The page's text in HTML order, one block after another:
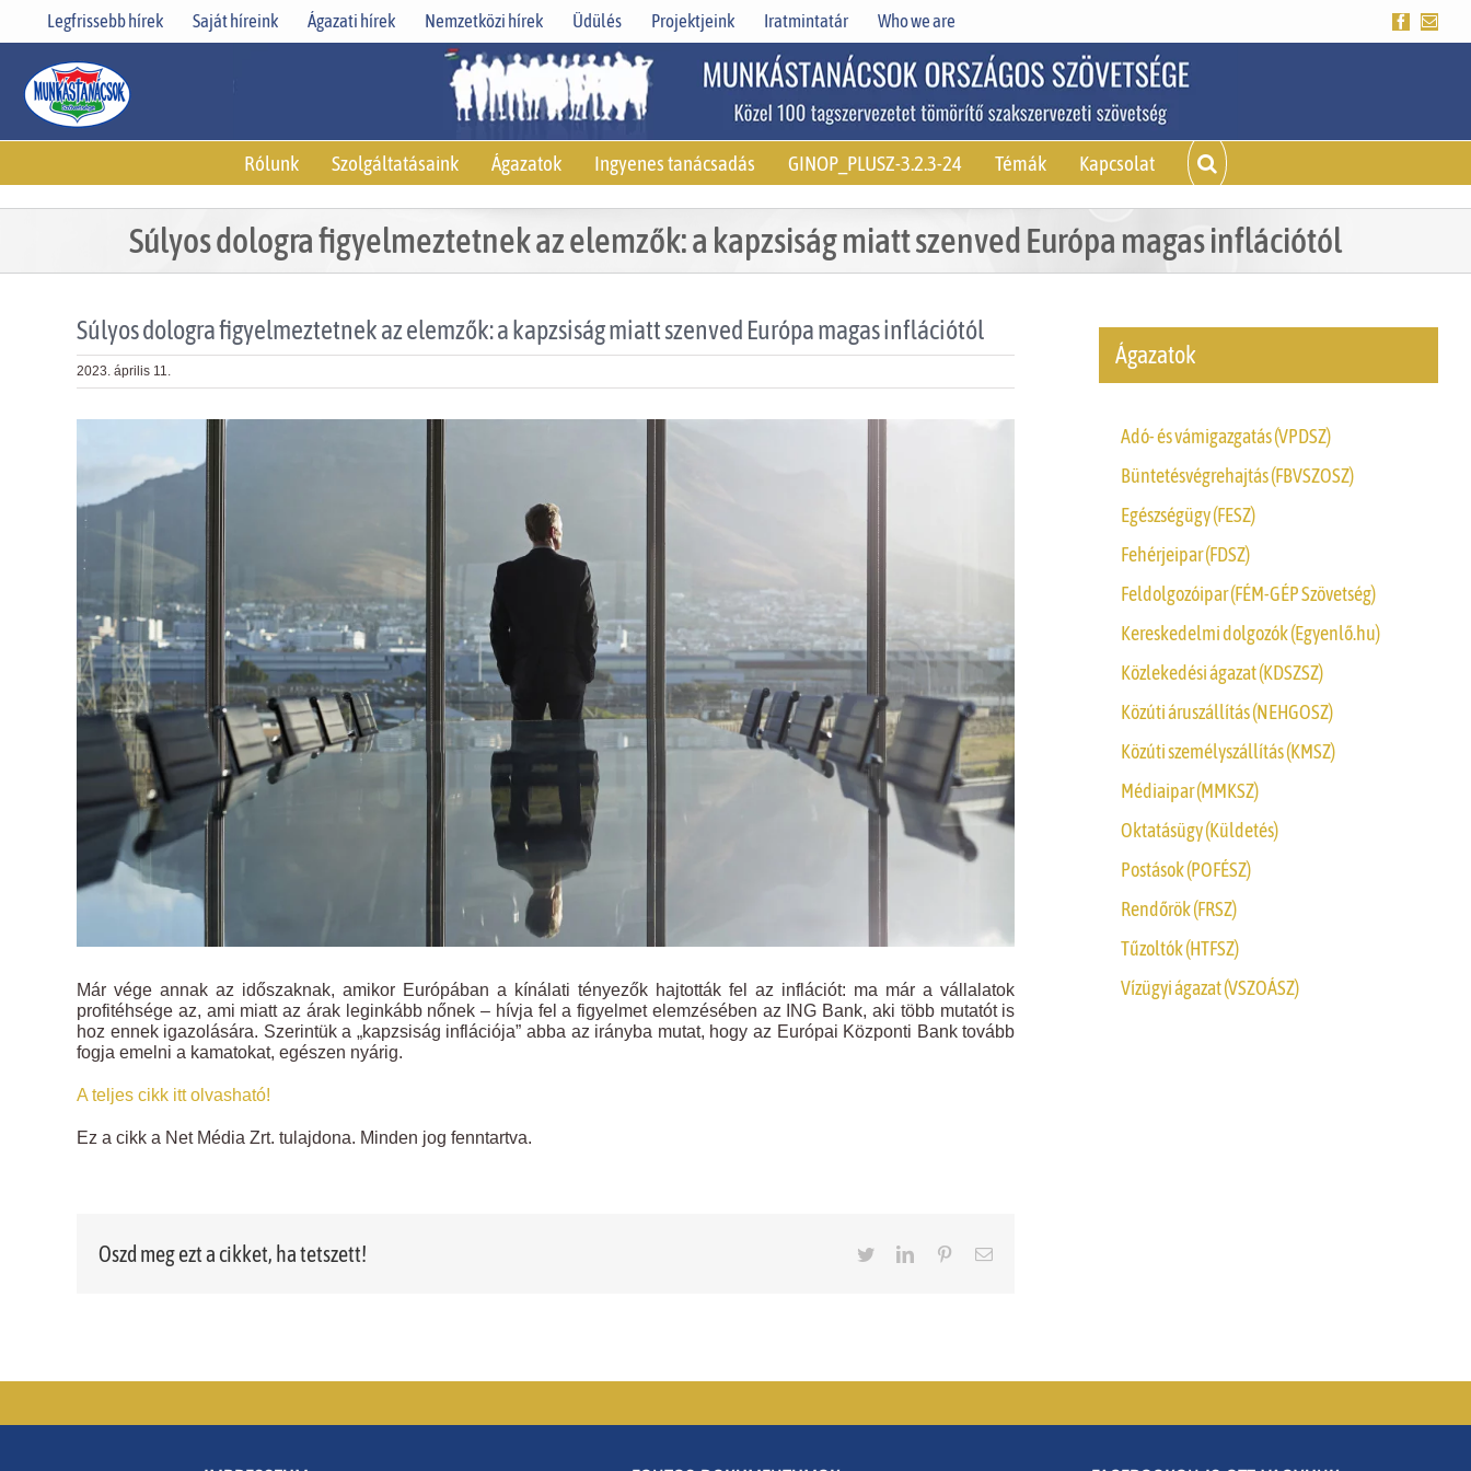
Legfrissebb hírek Saját híreink Ágazati hírek Nemzetközi hírek Üdülés Projektjeink Iratmintatár Who we are Facebook
Rólunk Szolgáltatásaink Ágazatok Ingyenes tanácsadás GINOP_PLUSZ-3.2.3-24 Témák Kapcsolat
Súlyos dologra figyelmeztetnek az elemzők: a kapzsiság miatt szenved Európa magas inflációtól
Súlyos dologra figyelmeztetnek az elemzők: a kapzsiság miatt szenved Európa magas inflációtól
2023. április 11.
Már vége annak az időszaknak, amikor Európában a kínálati tényezők hajtották fel az inflációt: ma már a vállalatok
profitéhsége az, ami miatt az árak leginkább nőnek – hívja fel a figyelmet elemzésében az ING Bank, aki több mutatót is
hoz ennek igazolására. Szerintük a „kapzsiság inflációja” abba az irányba mutat, hogy az Európai Központi Bank tovább
fogja emelni a kamatokat, egészen nyárig.
A teljes cikk itt olvasható!
Ez a cikk a Net Média Zrt. tulajdona. Minden jog fenntartva.
Oszd meg ezt a cikket, ha tetszett! TwitterLinkedInPinterestEmail
Ágazatok
Adó- és vámigazgatás (VPDSZ)
Büntetésvégrehajtás (FBVSZOSZ)
Egészségügy (FESZ)
Fehérjeipar (FDSZ)
Feldolgozóipar (FÉM-GÉP Szövetség)
Kereskedelmi dolgozók (Egyenlő.hu)
Közlekedési ágazat (KDSZSZ)
Közúti áruszállítás (NEHGOSZ)
Közúti személyszállítás (KMSZ)
Médiaipar (MMKSZ)
Oktatásügy (Küldetés)
Postások (POFÉSZ)
Rendőrök (FRSZ)
Tűzoltók (HTFSZ)
Vízügyi ágazat (VSZOÁSZ)